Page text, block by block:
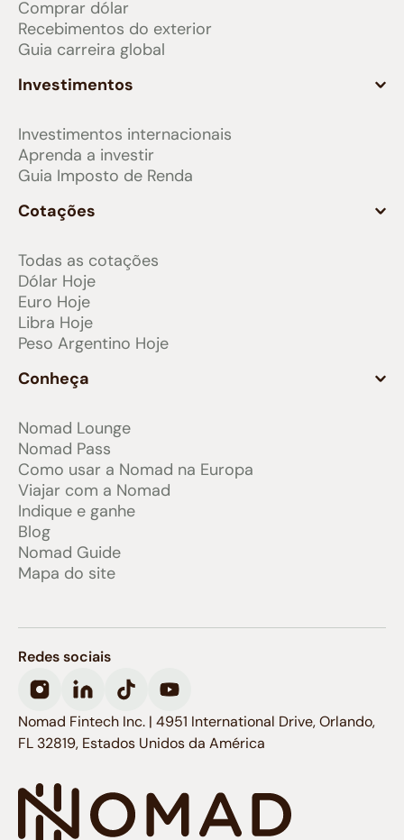
Comprar dólar
Recebimentos do exterior
Guia carreira global
Investimentos
Investimentos internacionais
Aprenda a investir
Guia Imposto de Renda
Cotações
Todas as cotações
Dólar Hoje
Euro Hoje
Libra Hoje
Peso Argentino Hoje
Conheça
Nomad Lounge
Nomad Pass
Como usar a Nomad na Europa
Viajar com a Nomad
Indique e ganhe
Blog
Nomad Guide
Mapa do site
Redes sociais
Nomad Fintech Inc. | 4951 International Drive, Orlando,
FL 32819, Estados Unidos da América